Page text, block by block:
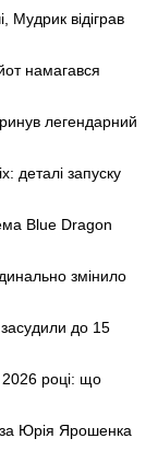
Мудрик відіграв
намагався
легендарний
деталі запуску
Blue Dragon
змінило
засудили до 15
році: що
Юрія Ярошенка